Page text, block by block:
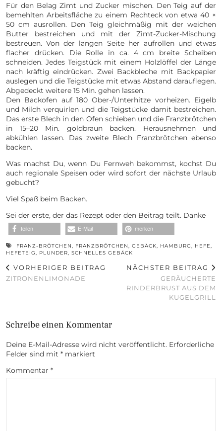
Für den Belag Zimt und Zucker mischen. Den Teig auf der
bemehlten Arbeitsfläche zu einem Rechteck von etwa 40 ×
50 cm ausrollen. Den Teig gleichmäßig mit der weichen
Butter bestreichen und mit der Zimt-Zucker-Mischung
bestreuen. Von der langen Seite her aufrollen und etwas
flacher drücken. Die Rolle in ca. 4 cm breite Scheiben
schneiden. Jedes Teigstück mit einem Holzlöffel der Länge
nach kräftig eindrücken. Zwei Backbleche mit Backpapier
auslegen und die Teigstücke mit etwas Abstand darauflegen.
Abgedeckt weitere 15 Min. gehen lassen.
Den Backofen auf 180 Ober-/Unterhitze vorheizen. Eigelb
und Milch verquirlen und die Teigstücke damit bestreichen.
Das erste Blech in den Ofen schieben und die Franzbrötchen
in 15–20 Min. goldbraun backen. Herausnehmen und
abkühlen lassen. Das zweite Blech Franzbrötchen ebenso
backen.
Was machst Du, wenn Du Fernweh bekommst, kochst Du
auch regionale Speisen oder wird sofort der nächste Urlaub
gebucht?
Viel Spaß beim Backen.
Sei der erste, der das Rezept oder den Beitrag teilt. Danke
teilen E-Mail merken
FRANZ-BRÖTCHEN, FRANZBRÖTCHEN, GEBÄCK, HAMBURG, HEFE,
HEFETEIG, PLUNDER, SCHNELLES GEBÄCK
VORHERIGER BEITRAG
ZITRONENLIMONADE
NÄCHSTER BEITRAG
GERÄUCHERTE
RINDERBRUST AUS DEM
KUGELGRILL
Schreibe einen Kommentar
Deine E-Mail-Adresse wird nicht veröffentlicht. Erforderliche
Felder sind mit * markiert
Kommentar *